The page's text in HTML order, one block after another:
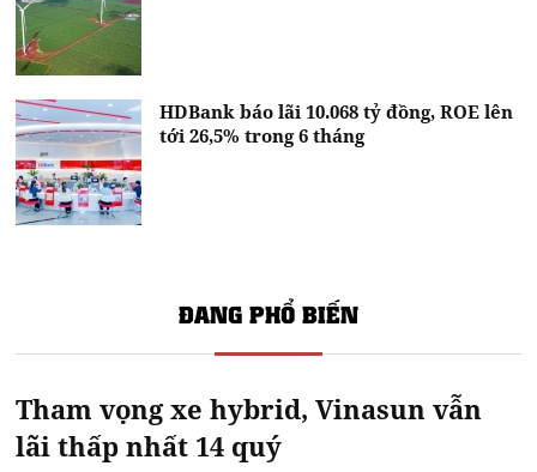
HDBank báo lãi 10.068 tỷ đồng, ROE lên
tới 26,5% trong 6 tháng
ĐANG PHỔ BIẾN
Tham vọng xe hybrid, Vinasun vẫn
lãi thấp nhất 14 quý